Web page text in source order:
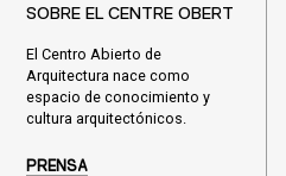
SOBRE EL CENTRE OBERT
El Centro Abierto de
Arquitectura nace como
espacio de conocimiento y
cultura arquitectónicos.
PRENSA